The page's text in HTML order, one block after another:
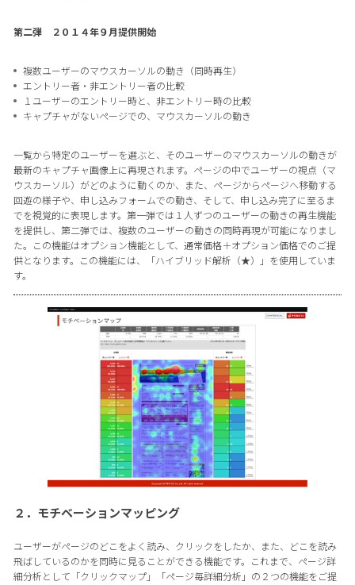
第二弾 ２０１４年９月提供開始
複数ユーザーのマウスカーソルの動き（同時再生）
エントリー者・非エントリー者の比較
１ユーザーのエントリー時と、非エントリー時の比較
キャプチャがないページでの、マウスカーソルの動き
一覧から特定のユーザーを選ぶと、そのユーザーのマウスカーソルの動きが
最新のキャプチャ画像上に再現されます。ページの中でユーザーの視点（マ
ウスカーソル）がどのように動くのか、また、ページからページへ移動する
回遊の様子や、申し込みフォームでの動き、そして、申し込み完了に至るま
でを視覚的に表現します。第一弾では１人ずつのユーザーの動きの再生機能
を提供し、第二弾では、複数のユーザーの動きの同時再現が可能になりまし
た。この機能はオプション機能として、通常価格＋オプション価格でのご提
供となります。この機能には、「ハイブリッド解析（★）」を使用していま
す。
２．モチベーションマッピング
ユーザーがページのどこをよく読み、クリックをしたか、また、どこを読み
飛ばしているのかを同時に見ることができる機能です。これまで、ページ詳
細分析として「クリックマップ」「ページ毎詳細分析」の２つの機能をご提